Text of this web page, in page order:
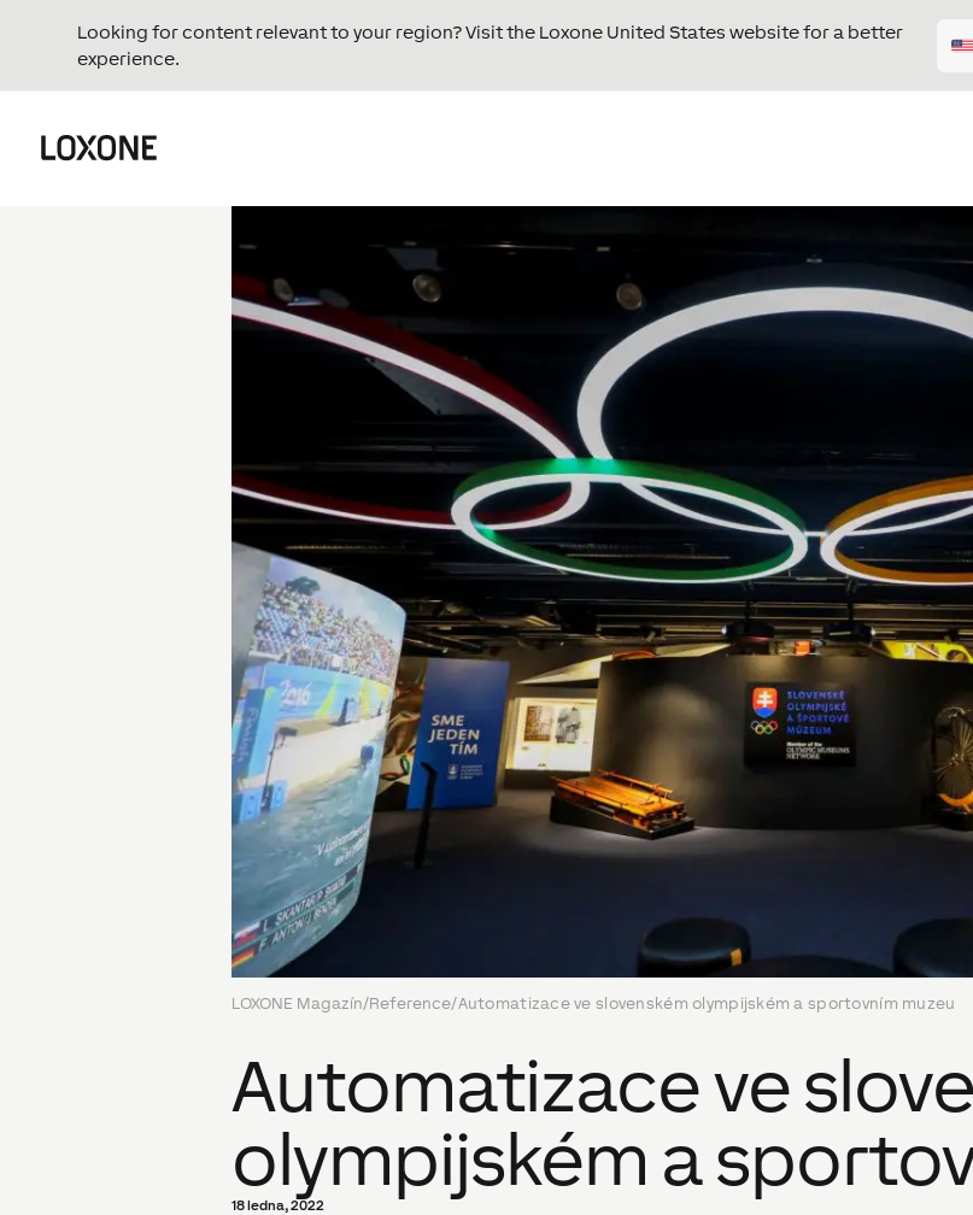
Looking for content relevant to your region? Visit the Loxone United States website for a better
experience.
LOXONE Magazín/Reference/Automatizace ve slovenském olympijském a sportovním muzeu
Automatizace ve
olympijském a
18 ledna, 2022